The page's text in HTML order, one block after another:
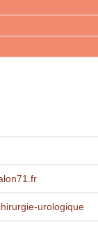
urologique